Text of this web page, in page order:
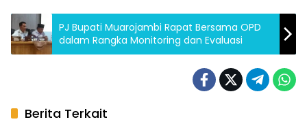
PJ Bupati Muarojambi Rapat Bersama OPD
dalam Rangka Monitoring dan Evaluasi
Berita Terkait